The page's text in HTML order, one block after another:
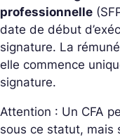
professionnelle
date de début
signature. La
elle commence
signature.
Attention : Un CFA
sous ce statut, mais